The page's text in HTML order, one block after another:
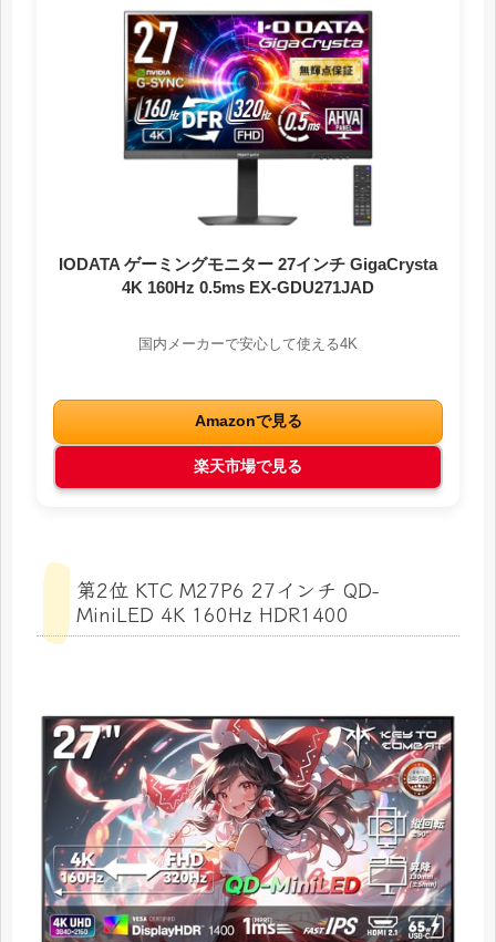
IODATA ゲーミングモニター 27インチ GigaCrysta
4K 160Hz 0.5ms EX-GDU271JAD
国内メーカーで安心して使える4K
Amazonで見る
楽天市場で見る
第2位 KTC M27P6 27インチ QD-
MiniLED 4K 160Hz HDR1400